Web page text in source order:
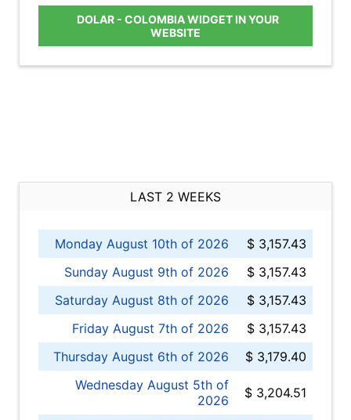
DOLAR - COLOMBIA WIDGET IN YOUR
WEBSITE
LAST 2 WEEKS
Monday August 10th of 2026
$ 3,157.43
Sunday August 9th of 2026
$ 3,157.43
Saturday August 8th of 2026
$ 3,157.43
Friday August 7th of 2026
$ 3,157.43
Thursday August 6th of 2026
$ 3,179.40
Wednesday August 5th of
2026
$ 3,204.51